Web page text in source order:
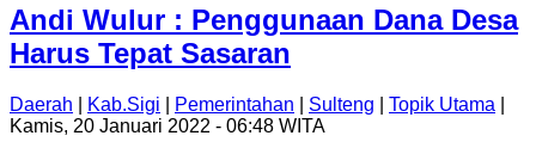
Andi Wulur : Penggunaan Dana Desa
Harus Tepat Sasaran
Daerah Kab.Sigi Pemerintahan Sulteng Topik Utama
Kamis, 20 Januari 2022 - 06:48 WITA